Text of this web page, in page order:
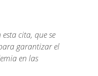
cita, que se
garantizar el
en las